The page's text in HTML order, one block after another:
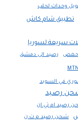
وحدات لحلب
تطبيق شام كاش
سريعة لسوريا
حمص رصيد الى دمشق
في السويد
رصيد
رصيد ام تي ان
شحن رصيد م ت ن